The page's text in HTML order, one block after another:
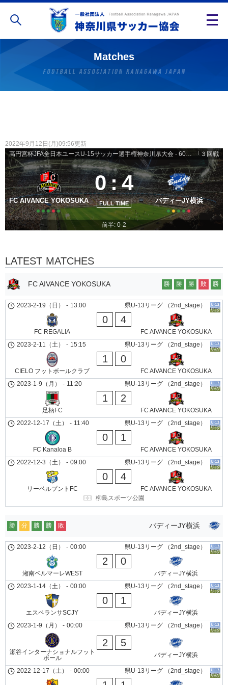
Matches
2022年9月12日(月)09:56更新
３回戦
FC AIVANCE YOKOSUKA
0:4
FULL TIME バディーJY横浜
前半: 0-2
LATEST MATCHES
FC AIVANCE YOKOSUKA 勝 勝 勝 敗 勝
県U-13リーグ （2nd_stage）
2023-2-19（日） - 13:00
FC REGALIA
0 4
FC AIVANCE YOKOSUKA
県U-13リーグ （2nd_stage）
2023-2-11（土） - 15:15
CIELO フットボールクラブ
1 0
FC AIVANCE YOKOSUKA
県U-13リーグ （2nd_stage）
2023-1-9（月） - 11:20
足柄FC
1 2
FC AIVANCE YOKOSUKA
県U-13リーグ （2nd_stage）
2022-12-17（土） - 11:40
FC Kanaloa B
0 1
FC AIVANCE YOKOSUKA
県U-13リーグ （2nd_stage）
2022-12-3（土） - 09:00
リーベルプントFC
0 4
FC AIVANCE YOKOSUKA
柳島スポーツ公園
バディーJY横浜
勝 分 勝 勝 敗
県U-13リーグ （2nd_stage）
2023-2-12（日） - 00:00
湘南ベルマーレWEST
2 0
バディーJY横浜
県U-13リーグ （2nd_stage）
2023-1-14（土） - 00:00
エスペランサSCJY
0 1
バディーJY横浜
県U-13リーグ （2nd_stage）
2023-1-9（月） - 00:00
瀬谷インターナショナルフット
ボール
2 5
バディーJY横浜
県U-13リーグ （2nd_stage）
2022-12-17（土） - 00:00